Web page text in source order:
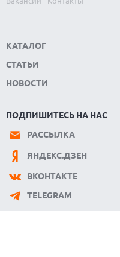
КАТАЛОГ
СТАТЬИ
НОВОСТИ
ПОДПИШИТЕСЬ НА НАС
РАССЫЛКА
ЯНДЕКС.ДЗЕН
ВКОНТАКТЕ
TELEGRAM